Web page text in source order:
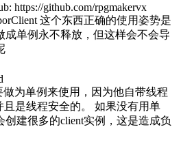
https://github.com/rpgmakervx
这个东西正确的使用姿势是
成单例永不释放，但这样会不会导
做为单例来使用，因为他自带线程
且是线程安全的。 如果没有用单
创建很多的client实例，这是造成负